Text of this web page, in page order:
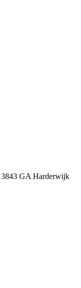
3843 GA Harderwijk